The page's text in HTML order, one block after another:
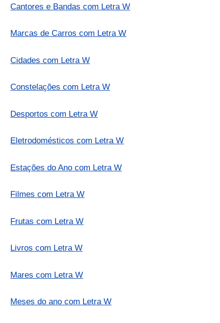
Cantores e Bandas com Letra W
Marcas de Carros com Letra W
Cidades com Letra W
Constelações com Letra W
Desportos com Letra W
Eletrodomésticos com Letra W
Estações do Ano com Letra W
Filmes com Letra W
Frutas com Letra W
Livros com Letra W
Mares com Letra W
Meses do ano com Letra W